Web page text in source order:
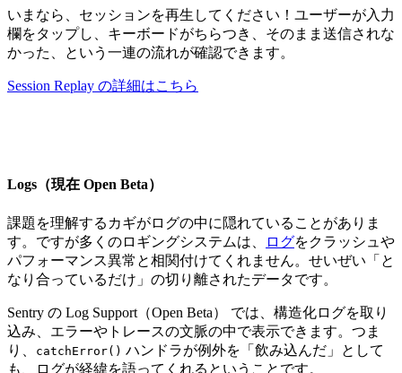
いまなら、セッションを再生してください！ユーザーが入力
欄をタップし、キーボードがちらつき、そのまま送信されな
かった、という一連の流れが確認できます。
Session Replay の詳細はこちら
Logs（現在 Open Beta）
課題を理解するカギがログの中に隠れていることがありま
す。ですが多くのロギングシステムは、
ログをクラッシュや
パフォーマンス異常と相関付けてくれません。せいぜい「と
なり合っているだけ」の切り離されたデータです。
Sentry の Log Support（Open Beta） では、構造化ログを取り
込み、エラーやトレースの文脈の中で表示できます。つま
り、
catchError() ハンドラが例外を「飲み込んだ」として
も、ログが経緯を語ってくれるということです。